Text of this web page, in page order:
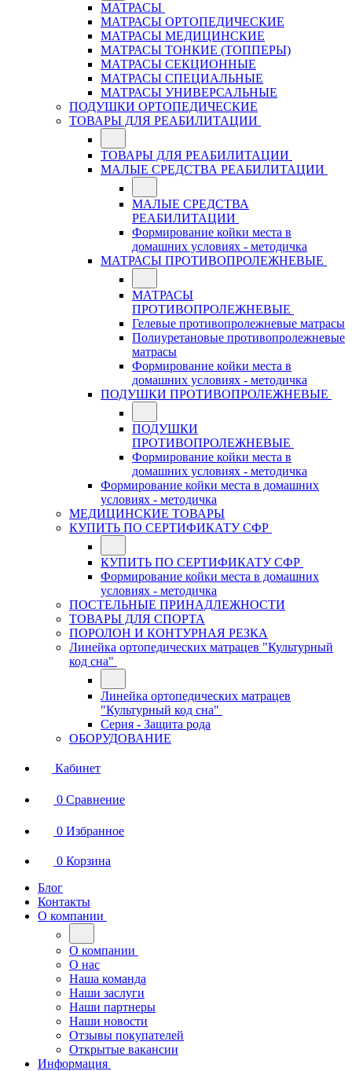
МАТРАСЫ
МАТРАСЫ ОРТОПЕДИЧЕСКИЕ
МАТРАСЫ МЕДИЦИНСКИЕ
МАТРАСЫ ТОНКИЕ (ТОППЕРЫ)
МАТРАСЫ СЕКЦИОННЫЕ
МАТРАСЫ СПЕЦИАЛЬНЫЕ
МАТРАСЫ УНИВЕРСАЛЬНЫЕ
ПОДУШКИ ОРТОПЕДИЧЕСКИЕ
ТОВАРЫ ДЛЯ РЕАБИЛИТАЦИИ
ТОВАРЫ ДЛЯ РЕАБИЛИТАЦИИ
МАЛЫЕ СРЕДСТВА РЕАБИЛИТАЦИИ
МАЛЫЕ СРЕДСТВА
РЕАБИЛИТАЦИИ
Формирование койки места в
домашних условиях - методичка
МАТРАСЫ ПРОТИВОПРОЛЕЖНЕВЫЕ
МАТРАСЫ
ПРОТИВОПРОЛЕЖНЕВЫЕ
Гелевые противопролежневые матрасы
Полиуретановые противопролежневые
матрасы
Формирование койки места в
домашних условиях - методичка
ПОДУШКИ ПРОТИВОПРОЛЕЖНЕВЫЕ
ПОДУШКИ
ПРОТИВОПРОЛЕЖНЕВЫЕ
Формирование койки места в
домашних условиях - методичка
Формирование койки места в домашних
условиях - методичка
МЕДИЦИНСКИЕ ТОВАРЫ
КУПИТЬ ПО СЕРТИФИКАТУ СФР
КУПИТЬ ПО СЕРТИФИКАТУ СФР
Формирование койки места в домашних
условиях - методичка
ПОСТЕЛЬНЫЕ ПРИНАДЛЕЖНОСТИ
ТОВАРЫ ДЛЯ СПОРТА
ПОРОЛОН И КОНТУРНАЯ РЕЗКА
Линейка ортопедических матрацев "Культурный
код сна"
Линейка ортопедических матрацев
"Культурный код сна"
Серия - Защита рода
ОБОРУДОВАНИЕ
Кабинет
0 Сравнение
0 Избранное
0 Корзина
Блог
Контакты
О компании
О компании
О нас
Наша команда
Наши заслуги
Наши партнеры
Наши новости
Отзывы покупателей
Открытые вакансии
Информация